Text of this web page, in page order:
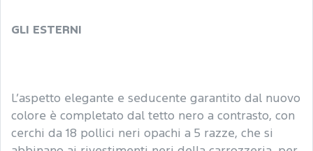
GLI ESTERNI
L’aspetto elegante e seducente garantito dal nuovo
colore è completato dal tetto nero a contrasto, con
cerchi da 18 pollici neri opachi a 5 razze, che si